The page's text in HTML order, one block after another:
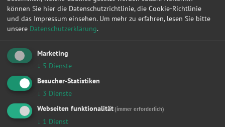
Reifenwechsel 4 Räder
Scheibenservice
Scheinwerfer
Turbolader
Wasserpumpe
Zahnriemen / Steuerkette
Zylinderkopf
Zylinderkopfdichtung
Orte
können Sie hier die Datenschutzrichtlinie, die Cookie-Richtlinie
und das Impressum einsehen. Um mehr zu erfahren, lesen Sie bitte
unsere Datenschutzerklärung.
Marketing
↓ 5 Dienste
Besucher-Statistiken
↓ 3 Dienste
Webseiten funktionalität(immer erforderlich)
↓ 1 Dienst